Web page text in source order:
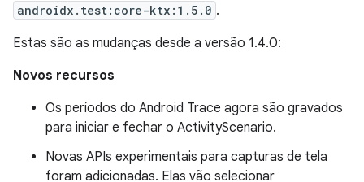
androidx.test:core-ktx:1.5.0 .
Estas são as mudanças desde a versão 1.4.0:
Novos recursos
Os períodos do Android Trace agora são gravados
para iniciar e fechar o ActivityScenario.
Novas APIs experimentais para capturas de tela
foram adicionadas. Elas vão selecionar